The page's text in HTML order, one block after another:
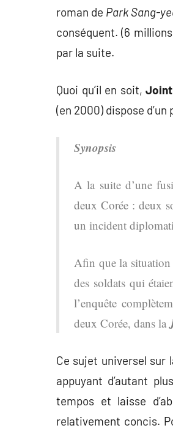
roman de Park Sang-
conséquent. (6
par la suite.
Quoi qu’il en soit,
(en 2000) dispose
Synopsis
A la suite d’une
deux Corée : deux
un incident
Afin que la situation
des soldats qui
l’enquête
deux Corée, dans la
Ce sujet universel sur
appuyant d’autant
tempos et laisse
relativement concis.